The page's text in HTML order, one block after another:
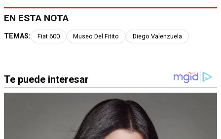
EN ESTA NOTA
TEMAS: Fiat 600 Museo Del Fitito Diego Valenzuela